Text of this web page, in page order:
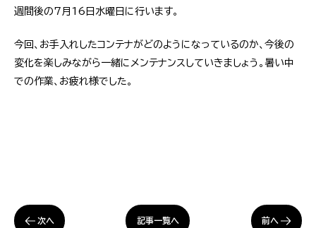
週間後の7月16日水曜日に行います。
今回、お手入れしたコンテナがどのようになっているのか、今後の
変化を楽しみながら一緒にメンテナンスしていきましょう。暑い中
での作業、お疲れ様でした。
次へ 記事一覧へ 前へ